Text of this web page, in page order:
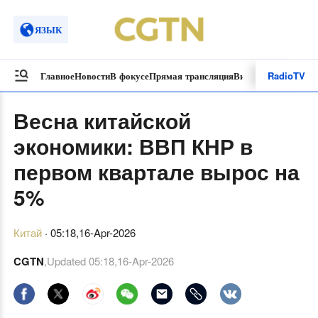
ЯЗЫК
ГлавноеНовостиВ фокусеПрямая трансляцияВидеоролики
RadioTV
Весна китайской
экономики: ВВП КНР в
первом квартале вырос на
5%
Китай· 05:18,16-Apr-2026
CGTN,Updated05:18,16-Apr-2026